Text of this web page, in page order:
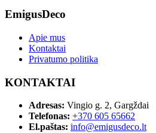
EmigusDeco
Apie mus
Kontaktai
Privatumo politika
KONTAKTAI
Adresas: Vingio g. 2, Gargždai
Telefonas: +370 605 65662
El.paštas: info@emigusdeco.lt